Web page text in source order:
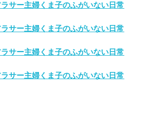
ラサー主婦くま子のふがいない日常
ラサー主婦くま子のふがいない日常
ラサー主婦くま子のふがいない日常
ラサー主婦くま子のふがいない日常